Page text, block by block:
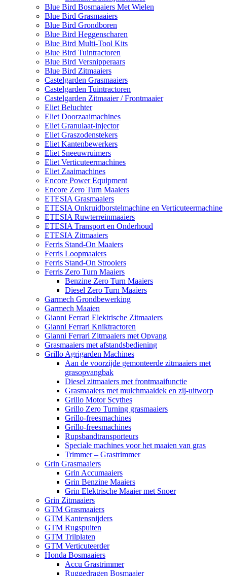
Blue Bird Bosmaaiers Met Wielen
Blue Bird Grasmaaiers
Blue Bird Grondboren
Blue Bird Heggenscharen
Blue Bird Multi-Tool Kits
Blue Bird Tuintractoren
Blue Bird Versnipperaars
Blue Bird Zitmaaiers
Castelgarden Grasmaaiers
Castelgarden Tuintractoren
Castelgarden Zitmaaier / Frontmaaier
Eliet Beluchter
Eliet Doorzaaimachines
Eliet Granulaat-injector
Eliet Graszodenstekers
Eliet Kantenbewerkers
Eliet Sneeuwruimers
Eliet Verticuteermachines
Eliet Zaaimachines
Encore Power Equipment
Encore Zero Turn Maaiers
ETESIA Grasmaaiers
ETESIA Onkruidborstelmachine en Verticuteermachine
ETESIA Ruwterreinmaaiers
ETESIA Transport en Onderhoud
ETESIA Zitmaaiers
Ferris Stand-On Maaiers
Ferris Loopmaaiers
Ferris Stand-On Strooiers
Ferris Zero Turn Maaiers
Benzine Zero Turn Maaiers
Diesel Zero Turn Maaiers
Garmech Grondbewerking
Garmech Maaien
Gianni Ferrari Elektrische Zitmaaiers
Gianni Ferrari Kniktractoren
Gianni Ferrari Zitmaaiers met Opvang
Grasmaaiers met afstandsbediening
Grillo Agrigarden Machines
Aan de voorzijde gemonteerde zitmaaiers met
grasopvangbak
Diesel zitmaaiers met frontmaaifunctie
Grasmaaiers met mulchmaaidek en zij-uitworp
Grillo Motor Scythes
Grillo Zero Turning grasmaaiers
Grillo-freesmachines
Grillo-freesmachines
Rupsbandtransporteurs
Speciale machines voor het maaien van gras
Trimmer – Grastrimmer
Grin Grasmaaiers
Grin Accumaaiers
Grin Benzine Maaiers
Grin Elektrische Maaier met Snoer
Grin Zitmaaiers
GTM Grasmaaiers
GTM Kantensnijders
GTM Rugspuiten
GTM Trilplaten
GTM Verticuteerder
Honda Bosmaaiers
Accu Grastrimmer
Ruggedragen Bosmaaier